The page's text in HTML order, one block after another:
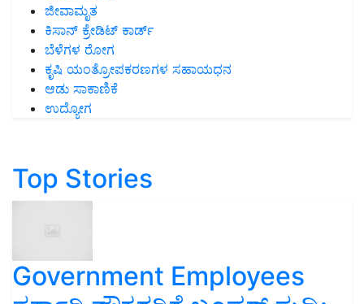
ಜೀವಾಮೃತ
ಕಿಸಾನ್ ಕ್ರೇಡಿಟ್ ಕಾರ್ಡ್
ಬೆಳೆಗಳ ರೋಗ
ಕೃಷಿ ಯಂತ್ರೋಪಕರಣಗಳ ಸಹಾಯಧನ
ಆಡು ಸಾಕಾಣಿಕೆ
ಉದ್ಯೋಗ
Top Stories
Government Employees